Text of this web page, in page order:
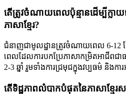
តើត្រូវចំណាយពេលប៉ុន្មានដើម្បីក្លាយ
ភាសាខ្មែរ?
ជំនាញជាមូលដ្ឋានត្រូវចំណាយពេល 6-12
ពេលដែលការបកប្រែភាសាកម្រិតអាជីពជាធម្
2-3 ឆ្នាំ រួមទាំងការជ្រមុជក្នុងវប្បធម៌ និងក
តើទិដ្ឋភាពលំបាកបំផុតនៃភាសាខ្មែ